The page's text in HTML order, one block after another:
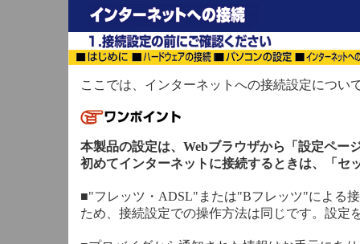
ここでは、インターネットへの接続設定につい
本製品の設定は、Webブラウザから「設定ペー
初めてインターネットに接続するときは、「セ
■"フレッツ・ADSL"または"Bフレッツ"による
ため、接続設定での操作方法は同じです。設定